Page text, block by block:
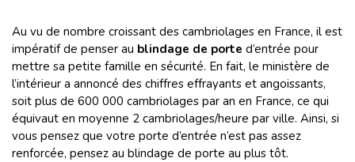
Au vu de nombre croissant des cambriolages en France, il est
impératif de penser au blindage de porte d’entrée pour
mettre sa petite famille en sécurité. En fait, le ministère de
l’intérieur a annoncé des chiffres effrayants et angoissants,
soit plus de 600 000 cambriolages par an en France, ce qui
équivaut en moyenne 2 cambriolages/heure par ville. Ainsi, si
vous pensez que votre porte d’entrée n’est pas assez
renforcée, pensez au blindage de porte au plus tôt.